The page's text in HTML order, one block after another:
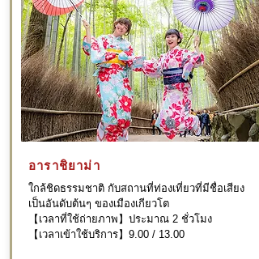
ใกล้ชิดธรรมชาติ กับสถานที่ท่องเที่ยวที่มีชื่อเสียง
เป็นอันดับต้นๆ ของเมืองเกียวโต
【เวลาที่ใช้ถ่ายภาพ】ประมาณ 2 ชั่วโมง
【เวลาเข้าใช้บริการ】9.00 / 13.00
อาราชิยาม่า